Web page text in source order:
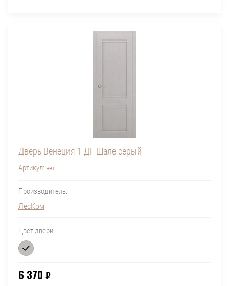
Дверь Венеция 1 ДГ Шале серый
Артикул: нет
Производитель:
ЛесКом
Цвет двери
6 370 ₽